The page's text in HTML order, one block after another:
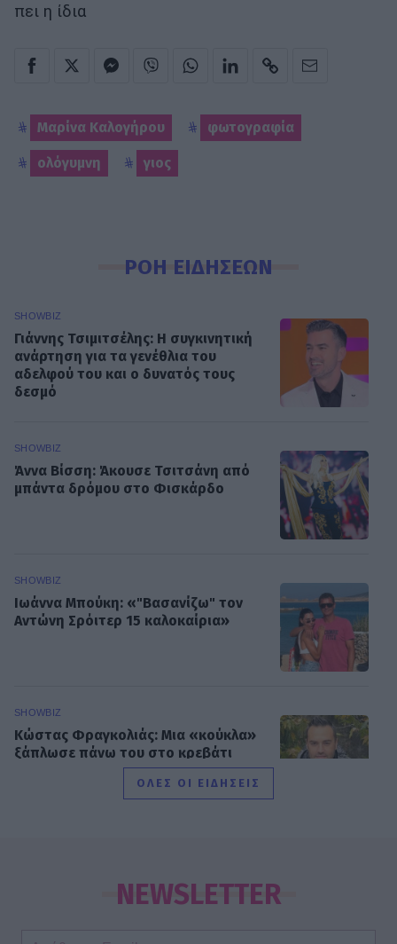
πει η ίδια
Μαρίνα Καλογήρου φωτογραφία
ολόγυμνη γιος
ΡΟΗ ΕΙΔΗΣΕΩΝ
SHOWBIZ
Γιάννης Τσιμιτσέλης: Η συγκινητική
ανάρτηση για τα γενέθλια του
αδελφού του και ο δυνατός τους
δεσμό
SHOWBIZ
Άννα Βίσση: Άκουσε Τσιτσάνη από
μπάντα δρόμου στο Φισκάρδο
SHOWBIZ
Ιωάννα Μπούκη: «"Βασανίζω" τον
Αντώνη Σρόιτερ 15 καλοκαίρια»
SHOWBIZ
Κώστας Φραγκολιάς: Μια «κούκλα»
ξάπλωσε πάνω του στο κρεβάτι
μήνυμα από την Πάρο
ΟΛΕΣ ΟΙ ΕΙΔΗΣΕΙΣ
NEWSLETTER